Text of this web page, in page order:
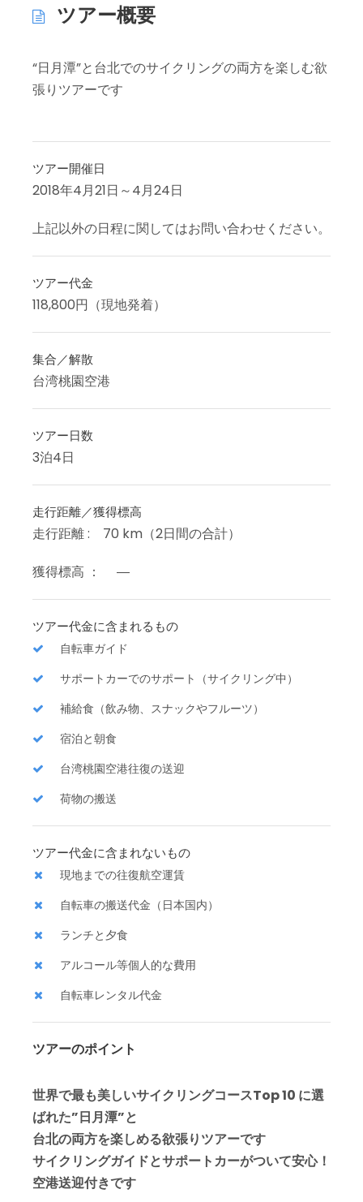
ツアー概要
“日月潭”と台北でのサイクリングの両方を楽しむ欲
張りツアーです
ツアー開催日
2018年4月21日～4月24日
上記以外の日程に関してはお問い合わせください。
ツアー代金
118,800円（現地発着）
集合／解散
台湾桃園空港
ツアー日数
3泊4日
走行距離／獲得標高
走行距離 : 70 km（2日間の合計）
獲得標高 ： ―
ツアー代金に含まれるもの
自転車ガイド
サポートカーでのサポート（サイクリング中）
補給食（飲み物、スナックやフルーツ）
宿泊と朝食
台湾桃園空港往復の送迎
荷物の搬送
ツアー代金に含まれないもの
現地までの往復航空運賃
自転車の搬送代金（日本国内）
ランチと夕食
アルコール等個人的な費用
自転車レンタル代金
ツアーのポイント
世界で最も美しいサイクリングコースTop 10 に選
ばれた”日月潭”と
台北の両方を楽しめる欲張りツアーです
サイクリングガイドとサポートカーがついて安心！
空港送迎付きです